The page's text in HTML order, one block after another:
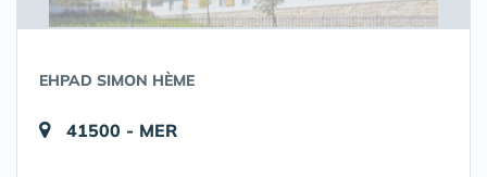
EHPAD SIMON HÈME
41500 - MER